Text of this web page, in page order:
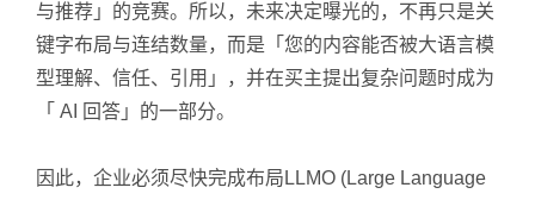
与推荐」的竞赛。所以，未来决定曝光的，不再只是关
键字布局与连结数量，而是「您的内容能否被大语言模
型理解、信任、引用」，并在买主提出复杂问题时成为
「 AI 回答」的一部分。
因此，企业必须尽快完成布局LLMO (Large Language